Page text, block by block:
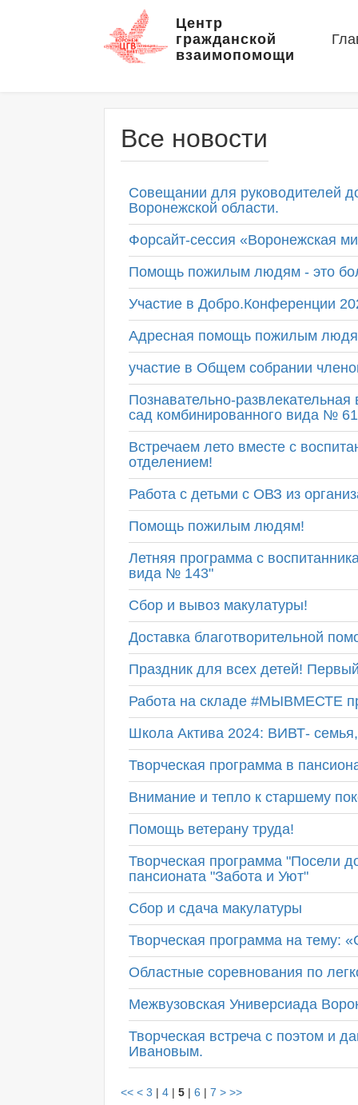
Центр
гражданской
взаимопомощи
Все новости
Совещании для руководителей
Воронежской области.
Форсайт-сессия «Воронежская
Помощь пожилым людям - это
Участие в Добро.Конференции
Адресная помощь пожилым
участие в Общем собрании
Познавательно-
сад комбинированного вида №
Встречаем лето вместе с
отделением!
Работа с детьми с ОВЗ из
Помощь пожилым людям!
Летняя программа с
вида № 143"
Сбор и вывоз макулатуры!
Доставка благотворительной
Праздник для всех детей!
Работа на складе #МЫВМЕСТЕ
Школа Актива 2024: ВИВТ-
Творческая программа в
Внимание и тепло к старшему
Помощь ветерану труда!
Творческая программа "Посели
пансионата "Забота и Уют"
Сбор и сдача макулатуры
Творческая программа на тему:
Областные соревнования по
Межвузовская Универсиада
Творческая встреча с поэтом и
Ивановым.
<< < 3 | 4 | 5 | 6 | 7 > >>